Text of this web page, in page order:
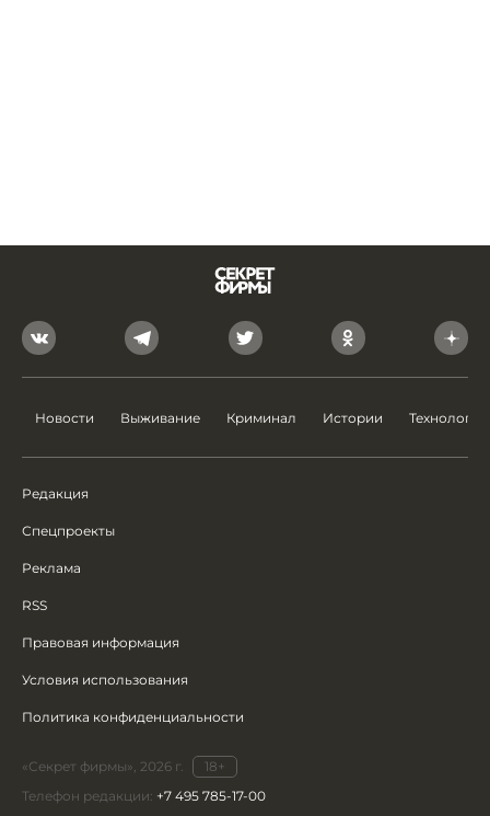
Новости Выживание Криминал Истории Технологии
Редакция
Спецпроекты
Реклама
RSS
Правовая информация
Условия использования
Политика конфиденциальности
«Секрет фирмы», 2026 г.
18+
Телефон редакции: +7 495 785-17-00